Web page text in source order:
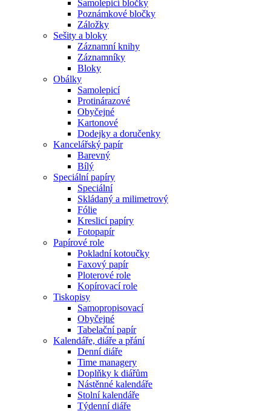
Samolepicí bločky
Poznámkové bločky
Záložky
Sešity a bloky
Záznamní knihy
Záznamníky
Bloky
Obálky
Samolepicí
Protinárazové
Obyčejné
Kartonové
Dodejky a doručenky
Kancelářský papír
Barevný
Bílý
Speciální papíry
Speciální
Skládaný a milimetrový
Fólie
Kreslicí papíry
Fotopapír
Papírové role
Pokladní kotoučky
Faxový papír
Ploterové role
Kopírovací role
Tiskopisy
Samopropisovací
Obyčejné
Tabelační papír
Kalendáře, diáře a přání
Denní diáře
Time managery
Doplňky k diářům
Nástěnné kalendáře
Stolní kalendáře
Týdenní diáře